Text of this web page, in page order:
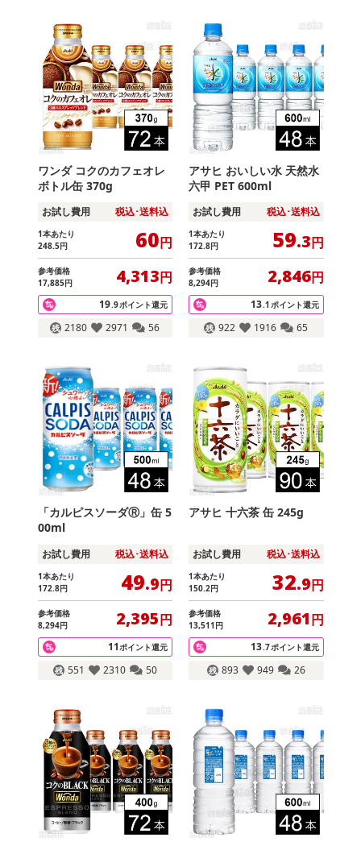
ワンダ コクのカフェオレ
ボトル缶 370g
お試し費用 税込･送料込
1本あたり
248.5円 60円
参考価格
17,885円 4,313円
19.9ポイント還元
2180 2971 56
アサヒ おいしい水 天然水
六甲 PET 600ml
お試し費用 税込･送料込
1本あたり
172.8円 59.3円
参考価格
8,294円 2,846円
13.1ポイント還元
922 1916 65
「カルピスソーダⓇ」缶 5
00ml
お試し費用 税込･送料込
1本あたり
172.8円 49.9円
参考価格
8,294円 2,395円
11 ポイント還元
551 2310 50
アサヒ 十六茶 缶 245g
お試し費用 税込･送料込
1本あたり
150.2円 32.9円
参考価格
13,511円 2,961円
13.7ポイント還元
893 949 26